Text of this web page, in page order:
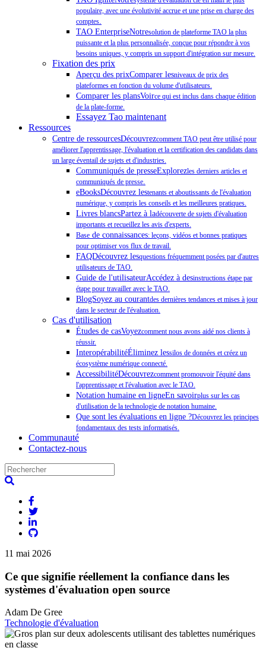
populaire, avec une évolutivité accrue et une prise en charge des
comptes.
TAO EnterpriseNotresolution de plateforme TAO la plus
puissante et la plus personnalisée, conçue pour répondre à vos
besoins uniques, y compris un support d'intégration sur mesure.
Fixation des prix
Aperçu des prixComparer lesniveaux de prix des
plateformes en fonction du volume d'utilisateurs.
Comparer les plansVoirce qui est inclus dans chaque édition
de la plate-forme.
Essayez Tao maintenant
Ressources
Centre de ressourcesDécouvrezcomment TAO peut être utilisé pour
améliorer l'apprentissage, l'évaluation et la certification des candidats dans
un large éventail de sujets et d'industries.
Communiqués de presseExplorezles derniers articles et
communiqués de presse.
eBooksDécouvrez lestenants et aboutissants de l'évaluation
numérique, y compris les conseils et les meilleures pratiques.
Livres blancsPartez à ladécouverte de sujets d'évaluation
importants et recueillez les avis d'experts.
Base de connaissances: leçons, vidéos et bonnes pratiques
pour optimiser vos flux de travail.
FAQDécouvrez lesquestions fréquemment posées par d'autres
utilisateurs de TAO.
Guide de l'utilisateurAccédez à desinstructions étape par
étape pour travailler avec le TAO.
BlogSoyez au courantdes dernières tendances et mises à jour
dans le secteur de l'évaluation.
Cas d'utilisation
Études de casVoyezcomment nous avons aidé nos clients à
réussir.
InteropérabilitéÉliminez lessilos de données et créez un
écosystème numérique connecté.
AccessibilitéDécouvrezcomment promouvoir l'équité dans
l'apprentissage et l'évaluation avec le TAO.
Notation humaine en ligneEn savoirplus sur les cas
d'utilisation de la technologie de notation humaine.
Que sont les évaluations en ligne ?Découvrez les principes
fondamentaux des tests informatisés.
Communauté
Contactez-nous
11 mai 2026
Ce que signifie réellement la confiance dans les
systèmes d'évaluation open source
Adam De Gree
Technologie d'évaluation